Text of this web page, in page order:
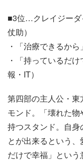
■3位…クレイジーダ
仗助）
・「治療できるか
・「持っているだ
報・IT）
第四部の主人公・
モンド。「壊れた
持つスタンド。自
とが出来るという
だけで幸福」という